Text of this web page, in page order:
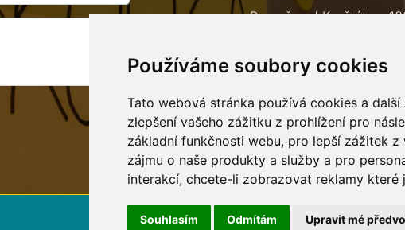
Používáme soubory cookies
Tato webová stránka používá cookies a
zlepšení vašeho zážitku z prohlížení pro
základní funkčnosti webu, pro lepší zážitek z
zájmu o naše produkty a služby a pro
interakcí, chcete-li zobrazovat reklamy které
Souhlasím Odmítám Upravit mé
Rozseč nad Kunštátem
Telefon: +420 602 693
E-mail: